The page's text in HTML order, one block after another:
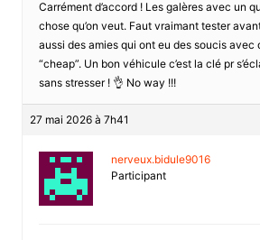
Carrément d’accord ! Les galères avec un
chose qu’on veut. Faut vraimant tester
aussi des amies qui ont eu des soucis avec
“cheap”. Un bon véhicule c’est la clé pr
sans stresser ! 👌 No way !!!
27 mai 2026 à 7h41
nerveux.bidule9016
Participant